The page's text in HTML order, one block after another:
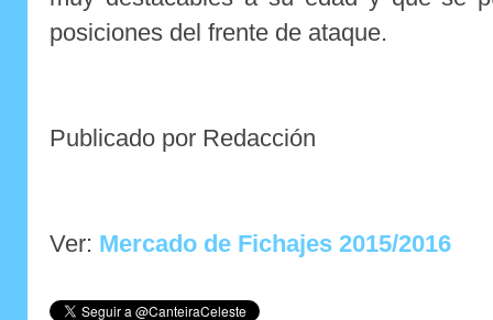
posiciones del frente de ataque.
Publicado por Redacción
Ver: Mercado de Fichajes 2015/2016